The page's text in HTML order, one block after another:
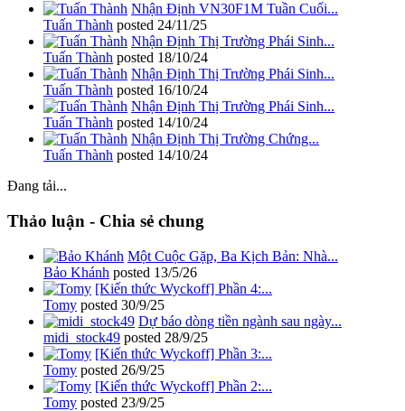
Nhận Định VN30F1M Tuần Cuối...
Tuấn Thành posted 24/11/25
Nhận Định Thị Trường Phái Sinh...
Tuấn Thành posted 18/10/24
Nhận Định Thị Trường Phái Sinh...
Tuấn Thành posted 16/10/24
Nhận Định Thị Trường Phái Sinh...
Tuấn Thành posted 14/10/24
Nhận Định Thị Trường Chứng...
Tuấn Thành posted 14/10/24
Đang tải...
Thảo luận - Chia sẻ chung
Một Cuộc Gặp, Ba Kịch Bản: Nhà...
Bảo Khánh posted 13/5/26
[Kiến thức Wyckoff] Phần 4:...
Tomy posted 30/9/25
Dự báo dòng tiền ngành sau ngày...
midi_stock49 posted 28/9/25
[Kiến thức Wyckoff] Phần 3:...
Tomy posted 26/9/25
[Kiến thức Wyckoff] Phần 2:...
Tomy posted 23/9/25